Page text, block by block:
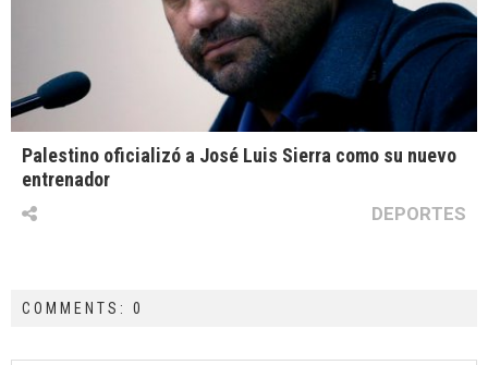
Palestino oficializó a José Luis Sierra como su nuevo
entrenador
DEPORTES
COMMENTS: 0